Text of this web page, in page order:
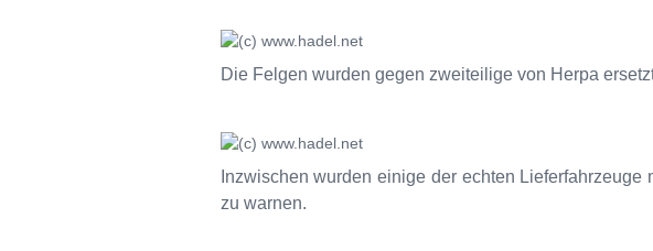
Die Felgen wurden gegen zweiteilige von Herpa
Inzwischen wurden einige der echten
zu warnen.